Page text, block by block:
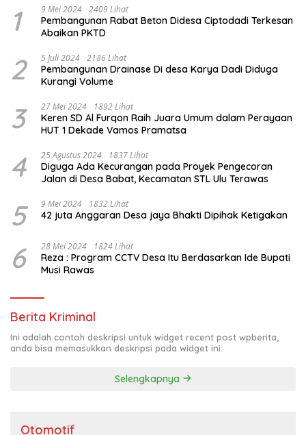
1 9 Mei 2024 2409 Lihat
Pembangunan Rabat Beton Didesa Ciptodadi Terkesan
Abaikan PKTD
2 5 Juli 2024 2186 Lihat
Pembangunan Drainase Di desa Karya Dadi Diduga
Kurangi Volume
3 27 Mei 2024 1892 Lihat
Keren SD Al Furqon Raih Juara Umum dalam Perayaan
HUT 1 Dekade Vamos Pramatsa
4 25 Agustus 2024 1837 Lihat
Diguga Ada Kecurangan pada Proyek Pengecoran
Jalan di Desa Babat, Kecamatan STL Ulu Terawas
5 9 Mei 2024 1832 Lihat
42 juta Anggaran Desa jaya Bhakti Dipihak Ketigakan
6 28 Mei 2024 1824 Lihat
Reza : Program CCTV Desa Itu Berdasarkan Ide Bupati
Musi Rawas
Berita Kriminal
Ini adalah contoh deskripsi untuk widget recent post wpberita,
anda bisa memasukkan deskripsi pada widget ini.
Selengkapnya
Otomotif